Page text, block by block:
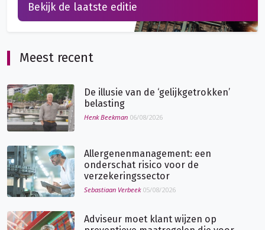
Meest recent
De illusie van de ‘gelijkgetrokken’
belasting
Henk Beekman 06/08/2026
Allergenenmanagement: een
onderschat risico voor de
verzekeringssector
Sebastiaan Verbeek 05/08/2026
Adviseur moet klant wijzen op
Bekijk de laatste editie